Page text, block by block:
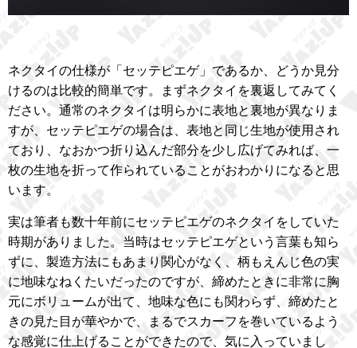
ネクタイの仕様が「セッテピエゲ」であるか、どうか見分
けるのは比較的簡単です。まずネクタイを裏返してみてく
ださい。通常のネクタイは明らかに表地と裏地が異なりま
すが、セッテピエゲの場合は、表地と同じ生地が使用され
ており、なおかつ折り込んだ部分を少し広げてみれば、一
枚の生地を折って作られていることがおわかりになると思
います。
実は筆者も数十年前にセッテピエゲのネクタイをしていた
時期がありました。当時はセッテピエゲという言葉も知ら
ずに、製造方法にもあまり関心がなく、柄もえんじ色の実
に地味なねくたいだったのですが、締めたときに非常に胸
元にボリュームが出て、地味な色にも関わらず、締めたと
きの見た目が華やかで、まるでスカーフを巻いているよう
な感覚に仕上げることができたので、気に入っていまし